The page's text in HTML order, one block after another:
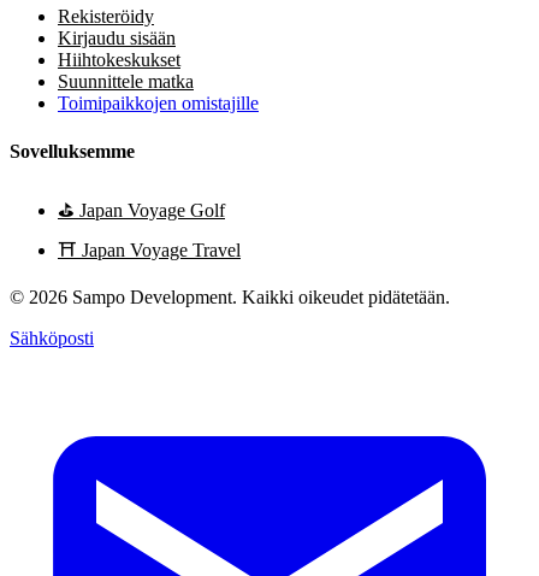
Rekisteröidy
Kirjaudu sisään
Hiihtokeskukset
Suunnittele matka
Toimipaikkojen omistajille
Sovelluksemme
⛳ Japan Voyage Golf
⛩️ Japan Voyage Travel
© 2026 Sampo Development. Kaikki oikeudet pidätetään.
Sähköposti